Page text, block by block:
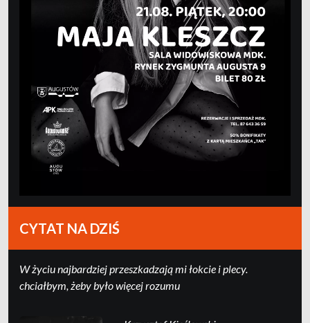
CYTAT NA DZIŚ
W życiu najbardziej przeszkadzają mi łokcie i plecy.
chciałbym, żeby było więcej rozumu